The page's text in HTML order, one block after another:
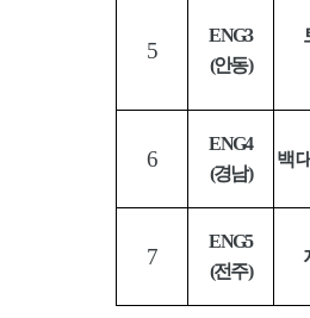
5
ENG3
(안동)
6
ENG4
(경남)
백
7
ENG5
(전주)